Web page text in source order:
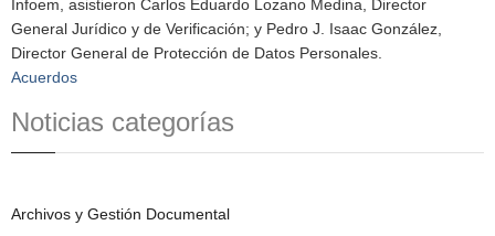
Infoem, asistieron Carlos Eduardo Lozano Medina, Director
General Jurídico y de Verificación; y Pedro J. Isaac González,
Director General de Protección de Datos Personales.
Acuerdos
Noticias categorías
Archivos y Gestión Documental